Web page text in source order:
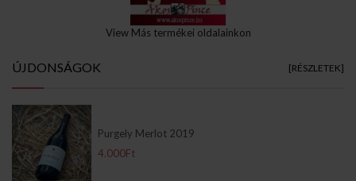
View Más termékei oldalainkon
ÚJDONSÁGOK [RÉSZLETEK]
Purgely Merlot 2019
4.000Ft